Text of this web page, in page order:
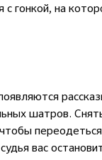
с гонкой, на
шатров.
вас